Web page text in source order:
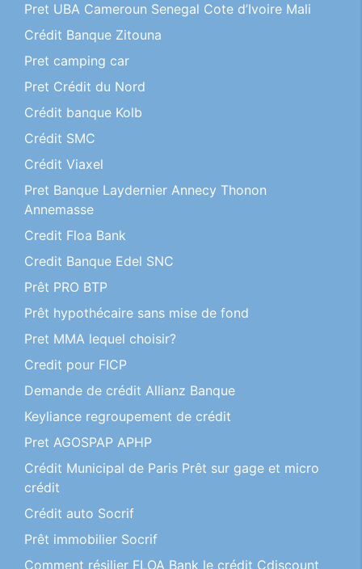
Pret UBA Cameroun Senegal Cote d’Ivoire Mali
Crédit Banque Zitouna
Pret camping car
Pret Crédit du Nord
Crédit banque Kolb
Crédit SMC
Crédit Viaxel
Pret Banque Laydernier Annecy Thonon
Annemasse
Credit Floa Bank
Credit Banque Edel SNC
Prêt PRO BTP
Prêt hypothécaire sans mise de fond
Pret MMA lequel choisir?
Credit pour FICP
Demande de crédit Allianz Banque
Keyliance regroupement de crédit
Pret AGOSPAP APHP
Crédit Municipal de Paris Prêt sur gage et micro
crédit
Crédit auto Socrif
Prêt immobilier Socrif
Comment résilier FLOA Bank le crédit Cdiscount